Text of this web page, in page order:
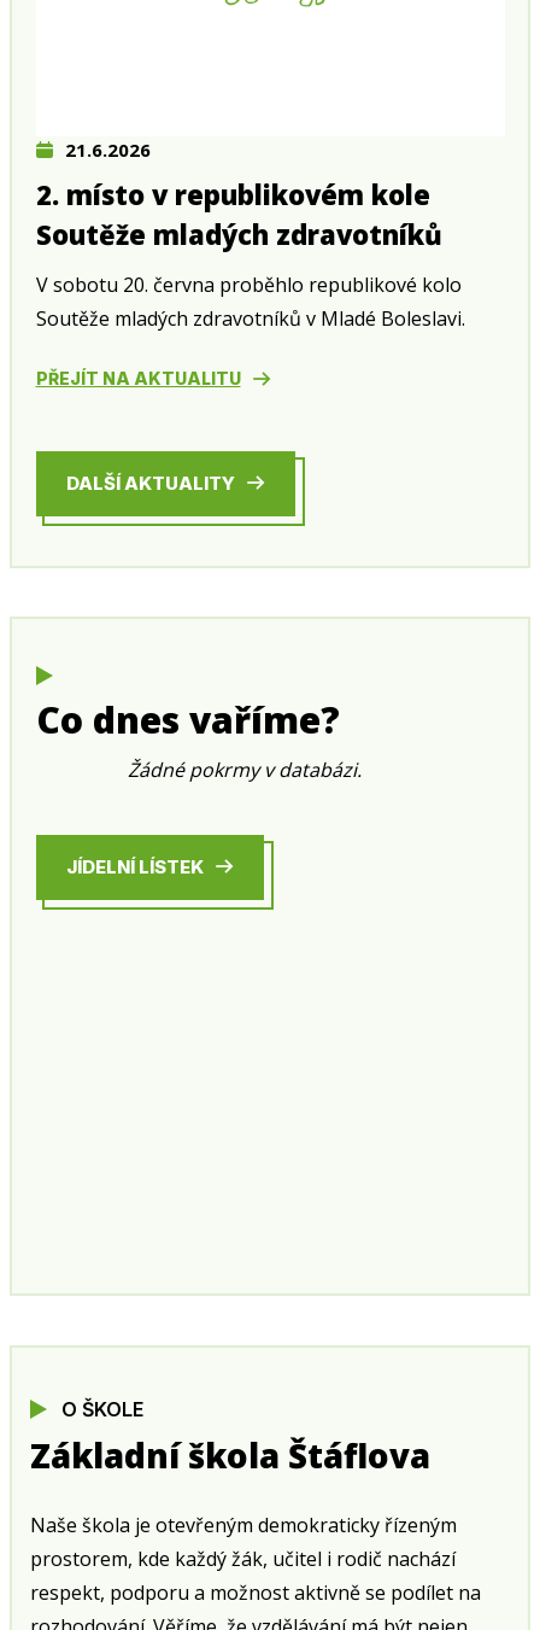
21.6.2026
2. místo v republikovém kole
Soutěže mladých zdravotníků
V sobotu 20. června proběhlo republikové kolo
Soutěže mladých zdravotníků v Mladé Boleslavi.
PŘEJÍT NA AKTUALITU
DALŠÍ AKTUALITY
Co dnes vaříme?
Žádné pokrmy v databázi.
JÍDELNÍ LÍSTEK
O ŠKOLE
Základní škola Štáflova
Naše škola je otevřeným demokraticky řízeným
prostorem, kde každý žák, učitel i rodič nachází
respekt, podporu a možnost aktivně se podílet na